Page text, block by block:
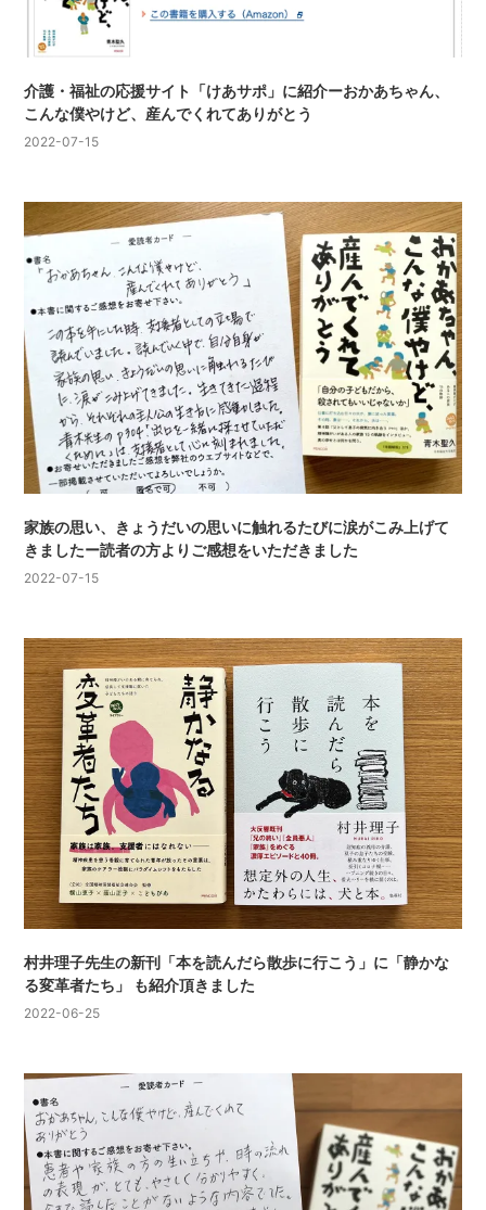
介護・福祉の応援サイト「けあサポ」に紹介ーおかあちゃん、
こんな僕やけど、産んでくれてありがとう
2022-07-15
家族の思い、きょうだいの思いに触れるたびに涙がこみ上げて
きましたー読者の方よりご感想をいただきました
2022-07-15
村井理子先生の新刊「本を読んだら散歩に行こう」に「静かな
る変革者たち」 も紹介頂きました
2022-06-25